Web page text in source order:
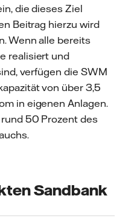
die dieses Ziel
Beitrag hierzu wird
Wenn alle bereits
realisiert und
verfügen die SWM
von über 3,5
in eigenen Anlagen.
50 Prozent des
Sandbank